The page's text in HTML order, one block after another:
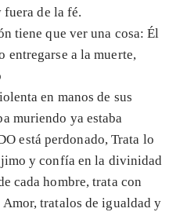
de la fé.
tiene que ver una cosa: Él
entregarse a la muerte,
en manos de sus
muriendo ya estaba
está perdonado, Trata lo
y confía en la divinidad
cada hombre, trata con
tratalos de igualdad y